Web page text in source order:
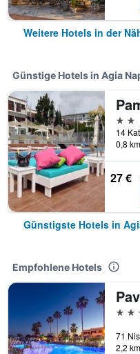
Weitere Hotels in der
Günstige Hotels in Agia
2
0,8
27 €
Günstigste Hotels in
Empfohlene Hotels
4
2,2